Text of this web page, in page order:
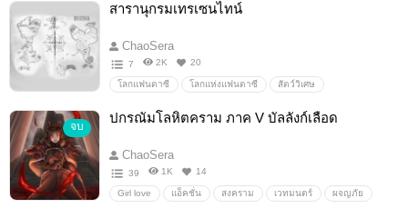
จอมเวท โลกแฟนตาซี Girllove/Yuri/หญิงรักหญิง
สารานุกรมเทรเซนไทน์
ChaoSera
7 2K 20
โลกแฟนตาซี โลกแห่งแฟนตาซี สัตว์วิเศษ
จบ
ปกรณัมโลหิตคราม ภาค V บัลลังก์เลือด
ChaoSera
39 1K 14
Girl love แอ็คชั่น สงคราม เวทมนตร์ ผจญภัย